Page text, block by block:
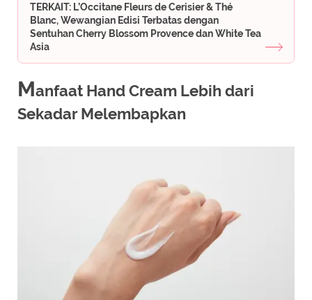
TERKAIT: L’Occitane Fleurs de Cerisier & Thé
Blanc, Wewangian Edisi Terbatas dengan
Sentuhan Cherry Blossom Provence dan White Tea
Asia
Manfaat Hand Cream Lebih dari
Sekadar Melembapkan